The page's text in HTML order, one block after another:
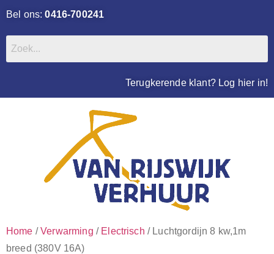
Bel ons:0416-700241
Terugkerende klant? Log hier in!
Home /Verwarming / Electrisch / Luchtgordijn 8 kw,1m
breed (380V 16A)